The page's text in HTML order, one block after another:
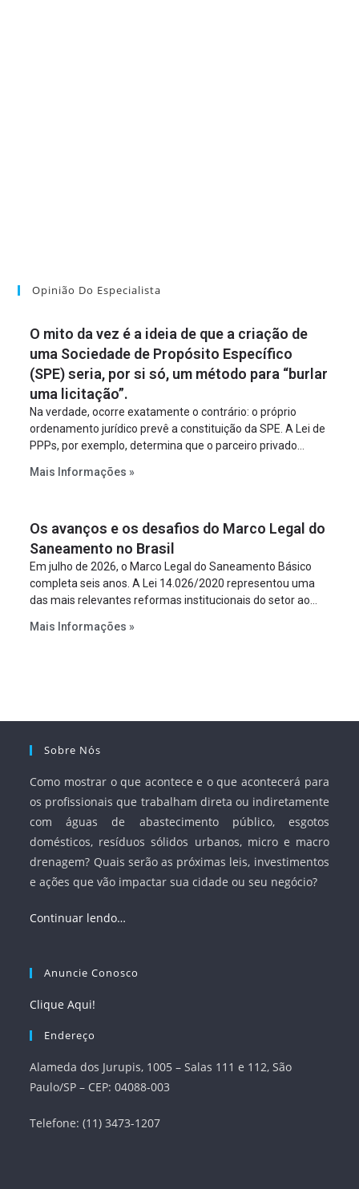
Opinião Do Especialista
O mito da vez é a ideia de que a criação de
uma Sociedade de Propósito Específico
(SPE) seria, por si só, um método para “burlar
uma licitação”.
Na verdade, ocorre exatamente o contrário: o próprio
ordenamento jurídico prevê a constituição da SPE. A Lei de
PPPs, por exemplo, determina que o parceiro privado
empreendimento. Ou seja, a suposta “fraude à licitação” é
projeto a projeto.
Mais Informações »
Os avanços e os desafios do Marco Legal do
Saneamento no Brasil
Em julho de 2026, o Marco Legal do Saneamento Básico
completa seis anos. A Lei 14.026/2020 representou uma
das mais relevantes reformas institucionais do setor ao
serviços, ampliar a participação da iniciativa privada,
Mais Informações »
Sobre Nós
Como mostrar o que acontece e o que acontecerá para
os profissionais que trabalham direta ou indiretamente
com águas de abastecimento público, esgotos
domésticos, resíduos sólidos urbanos, micro e macro
drenagem? Quais serão as próximas leis, investimentos
e ações que vão impactar sua cidade ou seu negócio?
Continuar lendo…
Anuncie Conosco
Clique Aqui!
Endereço
Alameda dos Jurupis, 1005 – Salas 111 e 112, São
Paulo/SP – CEP: 04088-003
Telefone: (11) 3473-1207